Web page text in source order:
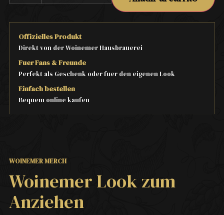
Offizielles Produkt
Direkt von der Woinemer Hausbrauerei
Fuer Fans & Freunde
Perfekt als Geschenk oder fuer den eigenen Look
Einfach bestellen
Bequem online kaufen
WOINEMER MERCH
Woinemer Look zum
Anziehen